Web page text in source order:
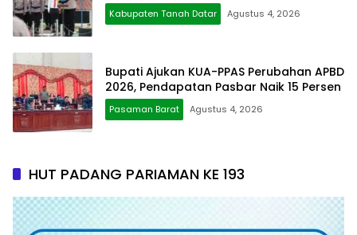
Kabupaten Tanah Datar Agustus 4, 2026
Bupati Ajukan KUA-PPAS Perubahan APBD
2026, Pendapatan Pasbar Naik 15 Persen
Pasaman Barat Agustus 4, 2026
HUT PADANG PARIAMAN KE 193